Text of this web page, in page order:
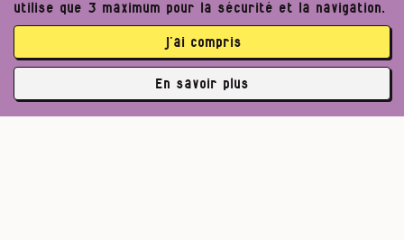
utilise que 3 maximum pour la sécurité et la navigation.
j’ai compris
En savoir plus